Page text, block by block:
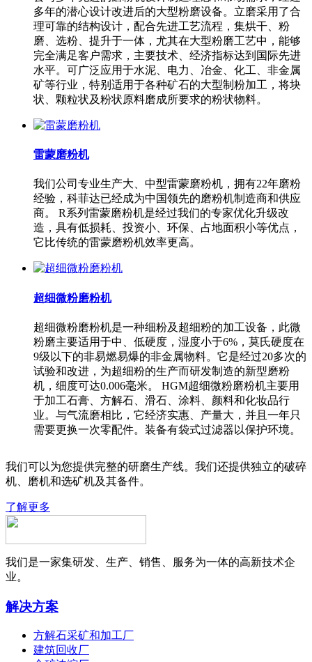
多年的潜心设计改进后的大型粉磨设备。立磨采用了合
理可靠的结构设计，配合先进工艺流程，集烘干、粉
磨、选粉、提升于一体，尤其在大型粉磨工艺中，能够
完全满足客户需求，主要技术、经济指标达到国际先进
水平。可广泛应用于水泥、电力、冶金、化工、非金属
矿等行业，特别适用于各种矿石的大型制粉加工，将块
状、颗粒状及粉状原料磨成所要求的粉状物料。
雷蒙磨粉机
我们公司专业生产大、中型雷蒙磨粉机，拥有22年磨粉
经验，科菲达已经成为中国领先的磨粉机制造商和供应
商。 R系列雷蒙磨粉机是经过我们的专家优化升级改
造，具有低损耗、投资小、环保、占地面积小等优点，
它比传统的雷蒙磨粉机效率更高。
超细微粉磨粉机
超细微粉磨粉机是一种细粉及超细粉的加工设备，此微
粉磨主要适用于中、低硬度，湿度小于6%，莫氏硬度在
9级以下的非易燃易爆的非金属物料。它是经过20多次的
试验和改进，为超细粉的生产而研发制造的新型磨粉
机，细度可达0.006毫米。 HGM超细微粉磨粉机主要用
于加工石膏、方解石、滑石、涂料、颜料和化妆品行
业。与气流磨相比，它经济实惠、产量大，并且一年只
需要更换一次零配件。装备有袋式过滤器以保护环境。
我们可以为您提供完整的研磨生产线。我们还提供独立的破碎
机、磨机和选矿机及其备件。
了解更多
我们是一家集研发、生产、销售、服务为一体的高新技术企
业。
解决方案
方解石采矿和加工厂
建筑回收厂